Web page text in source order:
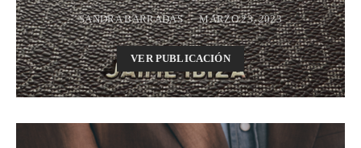
SANDRA BARRADAS MARZO 23, 2023
VER PUBLICACIÓN